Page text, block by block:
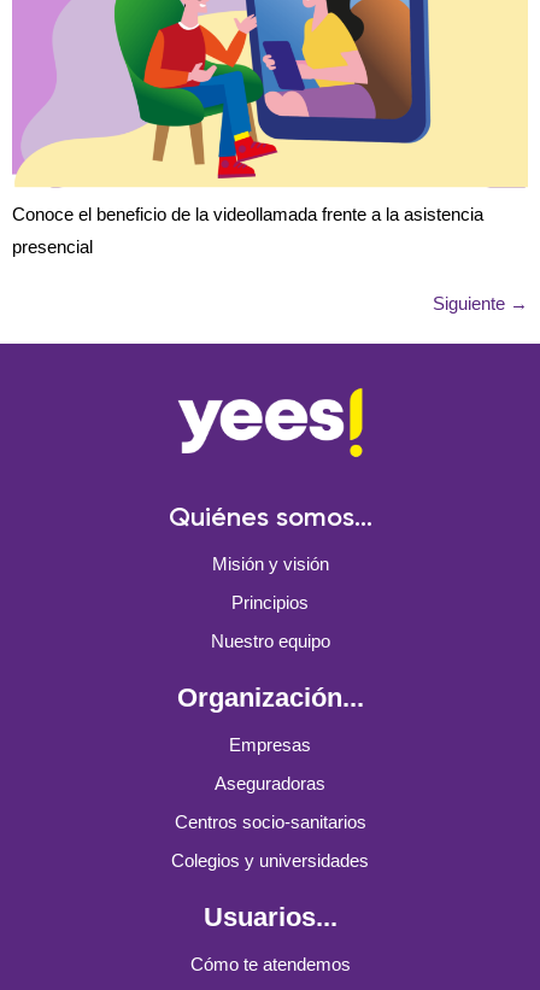
Conoce el beneficio de la videollamada frente a la asistencia
presencial
Siguiente →
Quiénes somos...
Misión y visión
Principios
Nuestro equipo
Organización...
Empresas
Aseguradoras
Centros socio-sanitarios
Colegios y universidades
Usuarios...
Cómo te atendemos